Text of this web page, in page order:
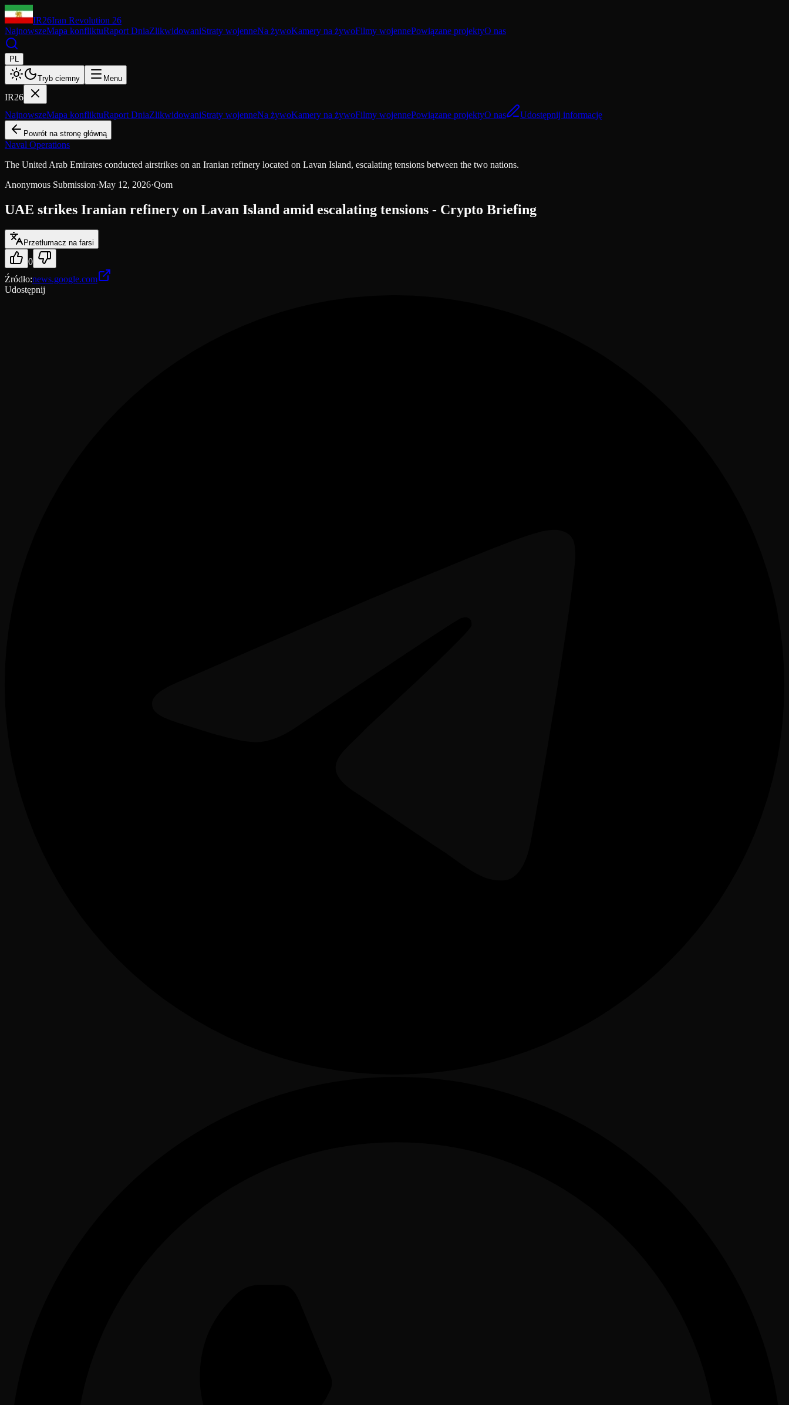
IR26Iran Revolution 26
NajnowszeMapa konfliktuRaport DniaZlikwidowaniStraty wojenneNa żywoKamery na żywoFilmy wojennePowiązane projektyO nas
PL
Tryb ciemny Menu
IR26
NajnowszeMapa konfliktuRaport DniaZlikwidowaniStraty wojenneNa żywoKamery na żywoFilmy wojennePowiązane projektyO nas Udostępnij informację
Powrót na stronę główną
Naval Operations
The United Arab Emirates conducted airstrikes on an Iranian refinery located on Lavan Island, escalating tensions between the two nations.
Anonymous Submission·May 12, 2026·Qom
UAE strikes Iranian refinery on Lavan Island amid escalating tensions - Crypto Briefing
Przetłumacz na farsi
0
Źródło:news.google.com
Udostępnij